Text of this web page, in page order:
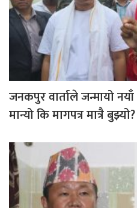
जनकपुर वार्ताले जन्मायो नयाँ
मान्यो कि मागपत्र मात्रै बुझ्यो?